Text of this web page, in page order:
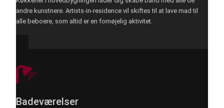
andre kunstnere. Artists-in-residence vil skiftes til at lave mad til
alle beboere, som altid er en fornøjelig aktivitet.
Badeværelser